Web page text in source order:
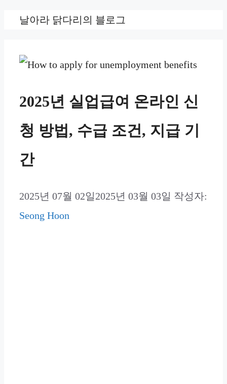
날아라 닭다리의 블로그
2025년 실업급여 온라인 신
청 방법, 수급 조건, 지급 기
간
2025년 07월 02일2025년 03월 03일 작성자:
Seong Hoon